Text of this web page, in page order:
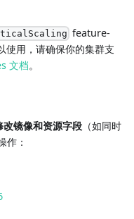
feature-
用，请确保你的集群支
文档。
改镜像和资源字段 （如同时
作：